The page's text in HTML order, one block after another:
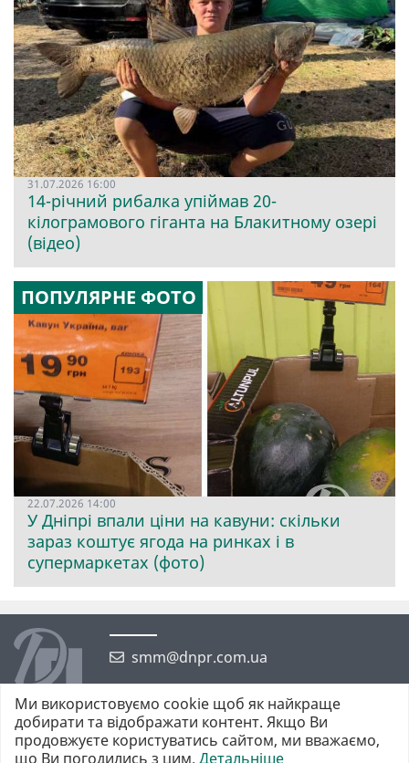
31.07.2026 16:00
14-річний рибалка упіймав 20-
кілограмового гіганта на Блакитному озері
(відео)
ПОПУЛЯРНЕ ФОТО
22.07.2026 14:00
У Дніпрі впали ціни на кавуни: скільки
зараз коштує ягода на ринках і в
супермаркетах (фото)
smm@dnpr.com.ua
Ми використовуємо cookie щоб як найкраще
добирати та відображати контент. Якщо Ви
продовжуєте користуватись сайтом, ми вважаємо,
що Ви погодились з цим. Детальніше